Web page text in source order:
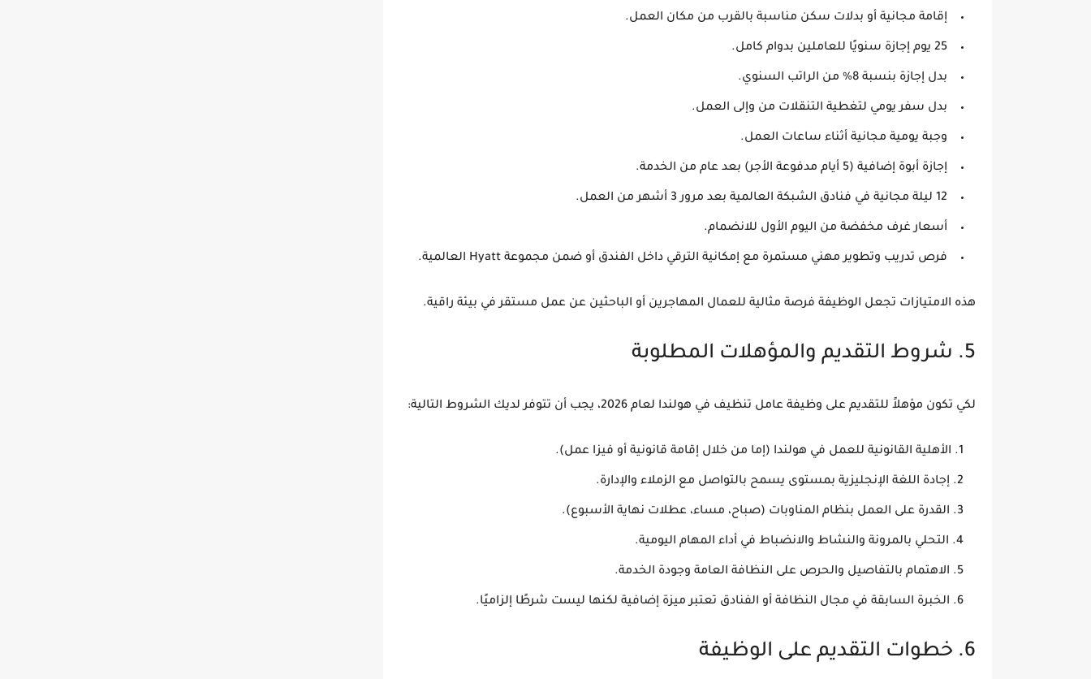
إقامة مجانية أو بدلات سكن مناسبة بالقرب من مكان العمل.
25 يوم إجازة سنويًا للعاملين بدوام كامل.
بدل إجازة بنسبة 8% من الراتب السنوي.
بدل سفر يومي لتغطية التنقلات من وإلى العمل.
وجبة يومية مجانية أثناء ساعات العمل.
إجازة أبوة إضافية (5 أيام مدفوعة الأجر) بعد عام من الخدمة.
12 ليلة مجانية في فنادق الشبكة العالمية بعد مرور 3 أشهر من العمل.
أسعار غرف مخفضة من اليوم الأول للانضمام.
فرص تدريب وتطوير مهني مستمرة مع إمكانية الترقي داخل الفندق أو ضمن مجموعة Hyatt العالمية.
هذه الامتيازات تجعل الوظيفة فرصة مثالية للعمال المهاجرين أو الباحثين عن عمل مستقر في بيئة راقية.
5. شروط التقديم والمؤهلات المطلوبة
لكي تكون مؤهلاً للتقديم على وظيفة عامل تنظيف في هولندا لعام 2026 ، يجب أن تتوفر لديك الشروط التالية:
الأهلية القانونية للعمل في هولندا (إما من خلال إقامة قانونية أو فيزا عمل).
إجادة اللغة الإنجليزية بمستوى يسمح بالتواصل مع الزملاء والإدارة.
القدرة على العمل بنظام المناوبات (صباح، مساء، عطلات نهاية الأسبوع).
التحلي بالمرونة والنشاط والانضباط في أداء المهام اليومية.
الاهتمام بالتفاصيل والحرص على النظافة العامة وجودة الخدمة.
الخبرة السابقة في مجال النظافة أو الفنادق تعتبر ميزة إضافية لكنها ليست شرطًا إلزاميًا.
6. خطوات التقديم على الوظيفة